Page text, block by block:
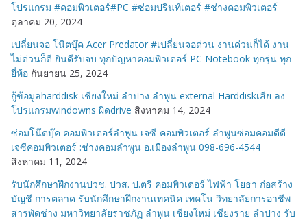
โปรแกรม #คอมพิวเตอร์#PC #ซ่อมปรินท์เตอร์ #ช่างคอมพิวเตอร์
ตุลาคม 20, 2024
เปลี่ยนจอ โน๊ตบุ๊ค Acer Predator #เปลี่ยนจอด่วน งานด่วนก็ได้ งาน
ไม่ด่วนก็ดี ยินดีรับจบ ทุกปัญหาคอมพิวเตอร์ PC Notebook ทุกรุ่น ทุก
ยี่ห้อ กันยายน 25, 2024
กู้ข้อมูลharddisk เชียงใหม่ ลำปาง ลำพูน external Harddiskเสีย ลง
โปรแกรมwindowns ผิดdrive สิงหาคม 14, 2024
ซ่อมโน๊ตบุ๊ค คอมพิวเตอร์ลำพูน เจซี-คอมพิวเตอร์ ลำพูนซ่อมคอมดีดี
เจซีคอมพิวเตอร์ :ช่างคอมลำพูน อ.เมืองลำพูน 098-696-4544
สิงหาคม 11, 2024
รับนักศึกษาฝึกงานปวช. ปวส. ป.ตรี คอมพิวเตอร์ ไฟฟ้า โยธา ก่อสร้าง
บัญชี การตลาด รับนักศึกษาฝึกงานเทคนิค เทคโน วิทยาลัยการอาชีพ
สารพัดช่าง มหาวิทยาลัยราชภัฏ ลำพูน เชียงใหม่ เชียงราย ลำปาง รับ